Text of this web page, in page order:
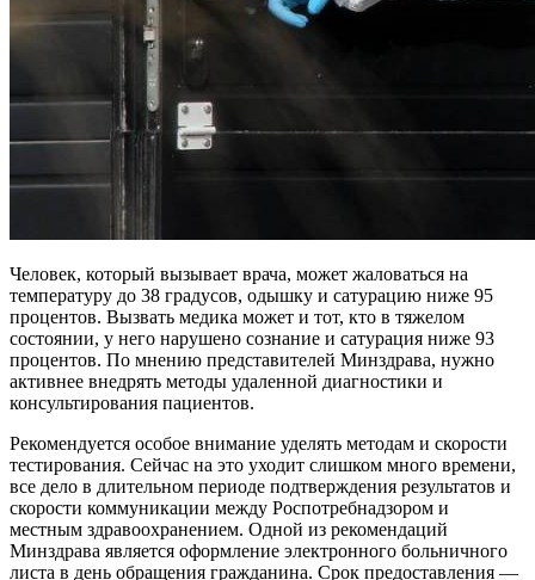
Человек, который вызывает врача, может жаловаться на
температуру до 38 градусов, одышку и сатурацию ниже 95
процентов. Вызвать медика может и тот, кто в тяжелом
состоянии, у него нарушено сознание и сатурация ниже 93
процентов. По мнению представителей Минздрава, нужно
активнее внедрять методы удаленной диагностики и
консультирования пациентов.
Рекомендуется особое внимание уделять методам и скорости
тестирования. Сейчас на это уходит слишком много времени,
все дело в длительном периоде подтверждения результатов и
скорости коммуникации между Роспотребнадзором и
местным здравоохранением. Одной из рекомендаций
Минздрава является оформление электронного больничного
листа в день обращения гражданина. Срок предоставления —